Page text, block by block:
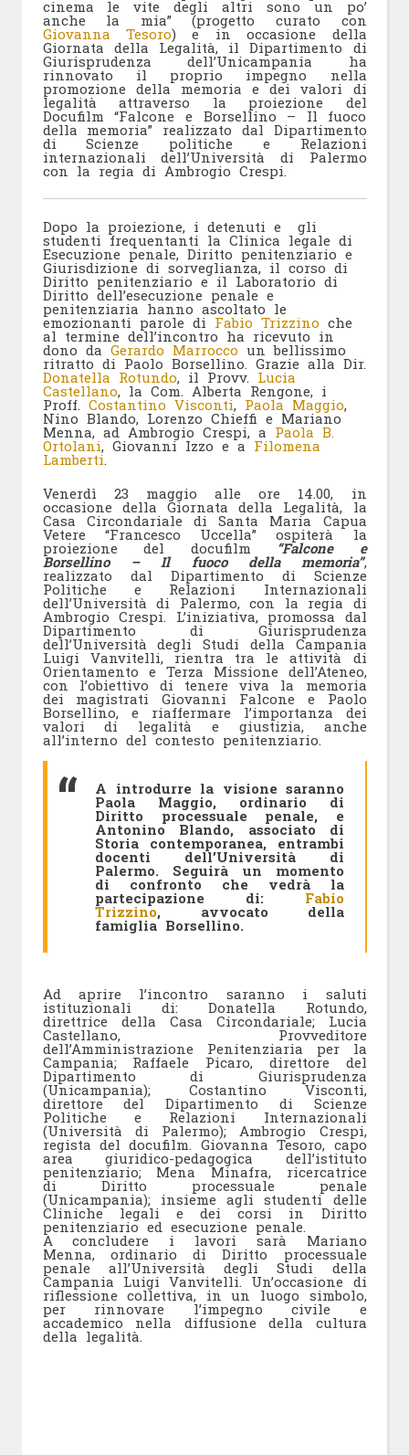
cinema le vite degli altri sono un po’
anche la mia” (progetto curato con
Giovanna Tesoro) e in occasione della
Giornata della Legalità, il Dipartimento di
Giurisprudenza dell’Unicampania ha
rinnovato il proprio impegno nella
promozione della memoria e dei valori di
legalità attraverso la proiezione del
Docufilm “Falcone e Borsellino – Il fuoco
della memoria” realizzato dal Dipartimento
di Scienze politiche e Relazioni
internazionali dell’Università di Palermo
con la regia di Ambrogio Crespi.
Dopo la proiezione, i detenuti e gli
studenti frequentanti la Clinica legale di
Esecuzione penale, Diritto penitenziario e
Giurisdizione di sorveglianza, il corso di
Diritto penitenziario e il Laboratorio di
Diritto dell’esecuzione penale e
penitenziaria hanno ascoltato le
emozionanti parole di Fabio Trizzino che
al termine dell’incontro ha ricevuto in
dono da Gerardo Marrocco un bellissimo
ritratto di Paolo Borsellino. Grazie alla Dir.
Donatella Rotundo, il Provv. Lucia
Castellano, la Com. Alberta Rengone, i
Proff. Costantino Visconti, Paola Maggio,
Nino Blando, Lorenzo Chieffi e Mariano
Menna, ad Ambrogio Crespi, a Paola B.
Ortolani, Giovanni Izzo e a Filomena
Lamberti
Venerdì 23 maggio alle ore 14.00, in
occasione della Giornata della Legalità, la
Casa Circondariale di Santa Maria Capua
Vetere “Francesco Uccella” ospiterà la
proiezione del docufilm “Falcone e
Borsellino – Il fuoco della memoria”,
realizzato dal Dipartimento di Scienze
Politiche e Relazioni Internazionali
dell’Università di Palermo, con la regia di
Ambrogio Crespi. L’iniziativa, promossa dal
Dipartimento di Giurisprudenza
dell’Università degli Studi della Campania
Luigi Vanvitelli, rientra tra le attività di
Orientamento e Terza Missione dell’Ateneo,
con l’obiettivo di tenere viva la memoria
dei magistrati Giovanni Falcone e Paolo
Borsellino, e riaffermare l’importanza dei
valori di legalità e giustizia, anche
all’interno del contesto penitenziario.
A introdurre la visione saranno
Paola Maggio, ordinario di
Diritto processuale penale, e
Antonino Blando, associato di
Storia contemporanea, entrambi
docenti dell’Università di
Palermo. Seguirà un momento
di confronto che vedrà la
partecipazione di: Fabio
Trizzino, avvocato della
famiglia Borsellino.
Ad aprire l’incontro saranno i saluti
istituzionali di: Donatella Rotundo,
direttrice della Casa Circondariale; Lucia
Castellano, Provveditore
dell’Amministrazione Penitenziaria per la
Campania; Raffaele Picaro, direttore del
Dipartimento di Giurisprudenza
(Unicampania); Costantino Visconti,
direttore del Dipartimento di Scienze
Politiche e Relazioni Internazionali
(Università di Palermo); Ambrogio Crespi,
regista del docufilm. Giovanna Tesoro, capo
area giuridico-pedagogica dell’istituto
penitenziario; Mena Minafra, ricercatrice
di Diritto processuale penale
(Unicampania); insieme agli studenti delle
Cliniche legali e dei corsi in Diritto
penitenziario ed esecuzione penale.
A concludere i lavori sarà Mariano
Menna, ordinario di Diritto processuale
penale all’Università degli Studi della
Campania Luigi Vanvitelli. Un’occasione di
riflessione collettiva, in un luogo simbolo,
per rinnovare l’impegno civile e
accademico nella diffusione della cultura
della legalità.